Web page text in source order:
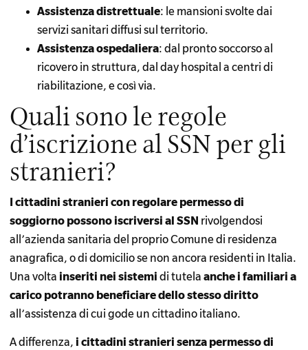
Assistenza distrettuale: le mansioni svolte dai
servizi sanitari diffusi sul territorio.
Assistenza ospedaliera: dal pronto soccorso al
ricovero in struttura, dal day hospital a centri di
riabilitazione, e così via.
Quali sono le regole
d’iscrizione al SSN per gli
stranieri?
I cittadini stranieri con regolare permesso di
soggiorno possono iscriversi al SSN rivolgendosi
all’azienda sanitaria del proprio Comune di residenza
anagrafica, o di domicilio se non ancora residenti in Italia.
Una volta inseriti nei sistemi di tutela anche i familiari a
carico potranno beneficiare dello stesso diritto
all’assistenza di cui gode un cittadino italiano.
A differenza, i cittadini stranieri senza permesso di